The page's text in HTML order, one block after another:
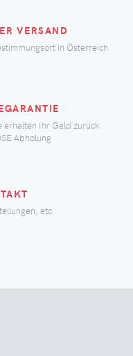
VERSAND
in Österreich
erhalten Ihr Geld zurück
Abholung
etc.